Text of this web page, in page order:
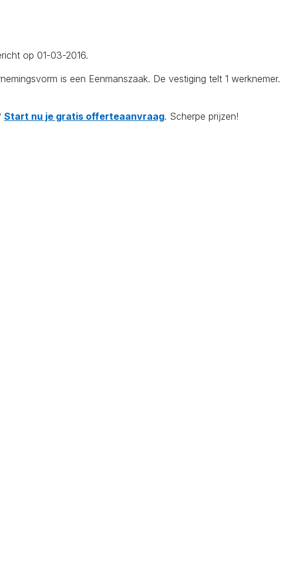
op 01-03-2016.
is een Eenmanszaak. De vestiging telt 1 werknemer.
Start nu je gratis offerteaanvraag. Scherpe prijzen!